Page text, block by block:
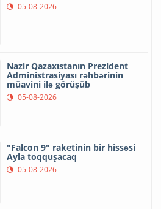
05-08-2026
Nazir Qazaxıstanın Prezident
Administrasiyası rəhbərinin
müavini ilə görüşüb
05-08-2026
"Falcon 9" raketinin bir hissəsi
Ayla toqquşacaq
05-08-2026